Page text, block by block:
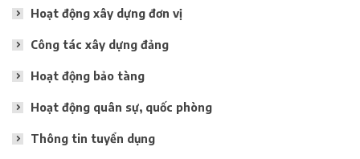
Hoạt động xây dựng đơn vị
Công tác xây dựng đảng
Hoạt động bảo tàng
Hoạt động quân sự, quốc phòng
Thông tin tuyển dụng